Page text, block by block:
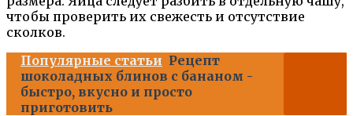
чтобы проверить их свежесть и отсутствие
сколков.
Популярные статьи Рецепт
шоколадных блинов с бананом -
быстро, вкусно и просто
приготовить